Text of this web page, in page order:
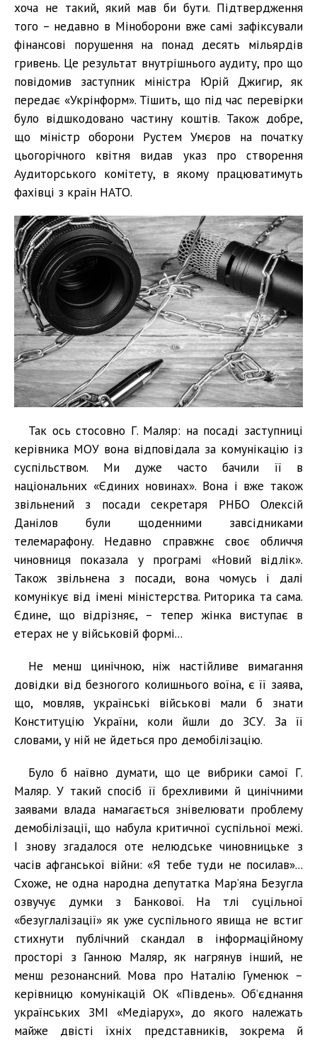
хоча не такий, який мав би бути. Підтвердження
того – недавно в Міноборони вже самі зафіксували
фінансові порушення на понад десять мільярдів
гривень. Це результат внутрішнього аудиту, про що
повідомив заступник міністра Юрій Джигир, як
передає «Укрінформ». Тішить, що під час перевірки
було відшкодовано частину коштів. Також добре,
що міністр оборони Рустем Умєров на початку
цьогорічного квітня видав указ про створення
Аудиторського комітету, в якому працюватимуть
фахівці з країн НАТО.
Так ось стосовно Г. Маляр: на посаді заступниці
керівника МОУ вона відповідала за комунікацію із
суспільством. Ми дуже часто бачили її в
національних «Єдиних новинах». Вона і вже також
звільнений з посади секретаря РНБО Олексій
Данілов були щоденними завсідниками
телемарафону. Недавно справжнє своє обличчя
чиновниця показала у програмі «Новий відлік».
Також звільнена з посади, вона чомусь і далі
комунікує від імені міністерства. Риторика та сама.
Єдине, що відрізняє, – тепер жінка виступає в
етерах не у військовій формі...
Не менш цинічною, ніж настійливе вимагання
довідки від безногого колишнього воїна, є її заява,
що, мовляв, українські військові мали б знати
Конституцію України, коли йшли до ЗСУ. За її
словами, у ній не йдеться про демобілізацію.
Було б наївно думати, що це вибрики самої Г.
Маляр. У такий спосіб її брехливими й цинічними
заявами влада намагається знівелювати проблему
демобілізації, що набула критичної суспільної межі.
І знову згадалося оте нелюдське чиновницьке з
часів афганської війни: «Я тебе туди не посилав»...
Схоже, не одна народна депутатка Мар’яна Безугла
озвучує думки з Банкової. На тлі суцільної
«безуглалізації» як уже суспільного явища не встиг
стихнути публічний скандал в інформаційному
просторі з Ганною Маляр, як нагрянув інший, не
менш резонансний. Мова про Наталію Гуменюк –
керівницю комунікацій ОК «Південь». Об’єднання
українських ЗМІ «Медіарух», до якого належать
майже двісті їхніх представників, зокрема й